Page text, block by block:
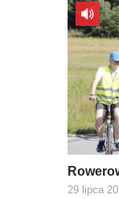
29 lipca